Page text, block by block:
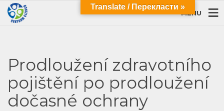
MENU
Prodloužení zdravotního
pojištění po prodloužení
dočasné ochrany
Translate / Перекласти »